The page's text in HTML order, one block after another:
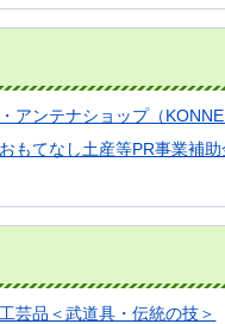
アンテナショップ（
もてなし土産等PR事業補
芸品＜武道具・伝統の技＞